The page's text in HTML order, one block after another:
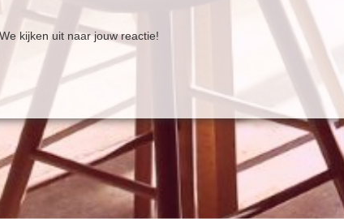
We kijken uit naar jouw reactie!